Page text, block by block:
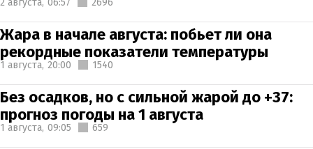
Жара в начале августа: побьет ли она
рекордные показатели температуры
1 августа, 20:00 1540
Без осадков, но с сильной жарой до +37:
прогноз погоды на 1 августа
1 августа, 09:05 659